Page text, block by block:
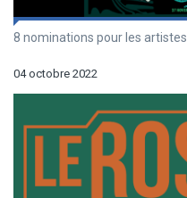
8 nominations pour les
04 octobre 2022